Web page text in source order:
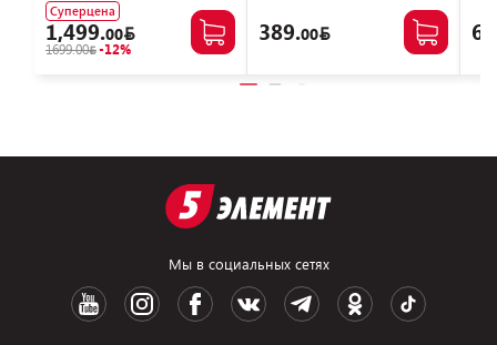
Суперцена
1,499.00
1699.00 -12%
389.00
Мы в социальных сетях